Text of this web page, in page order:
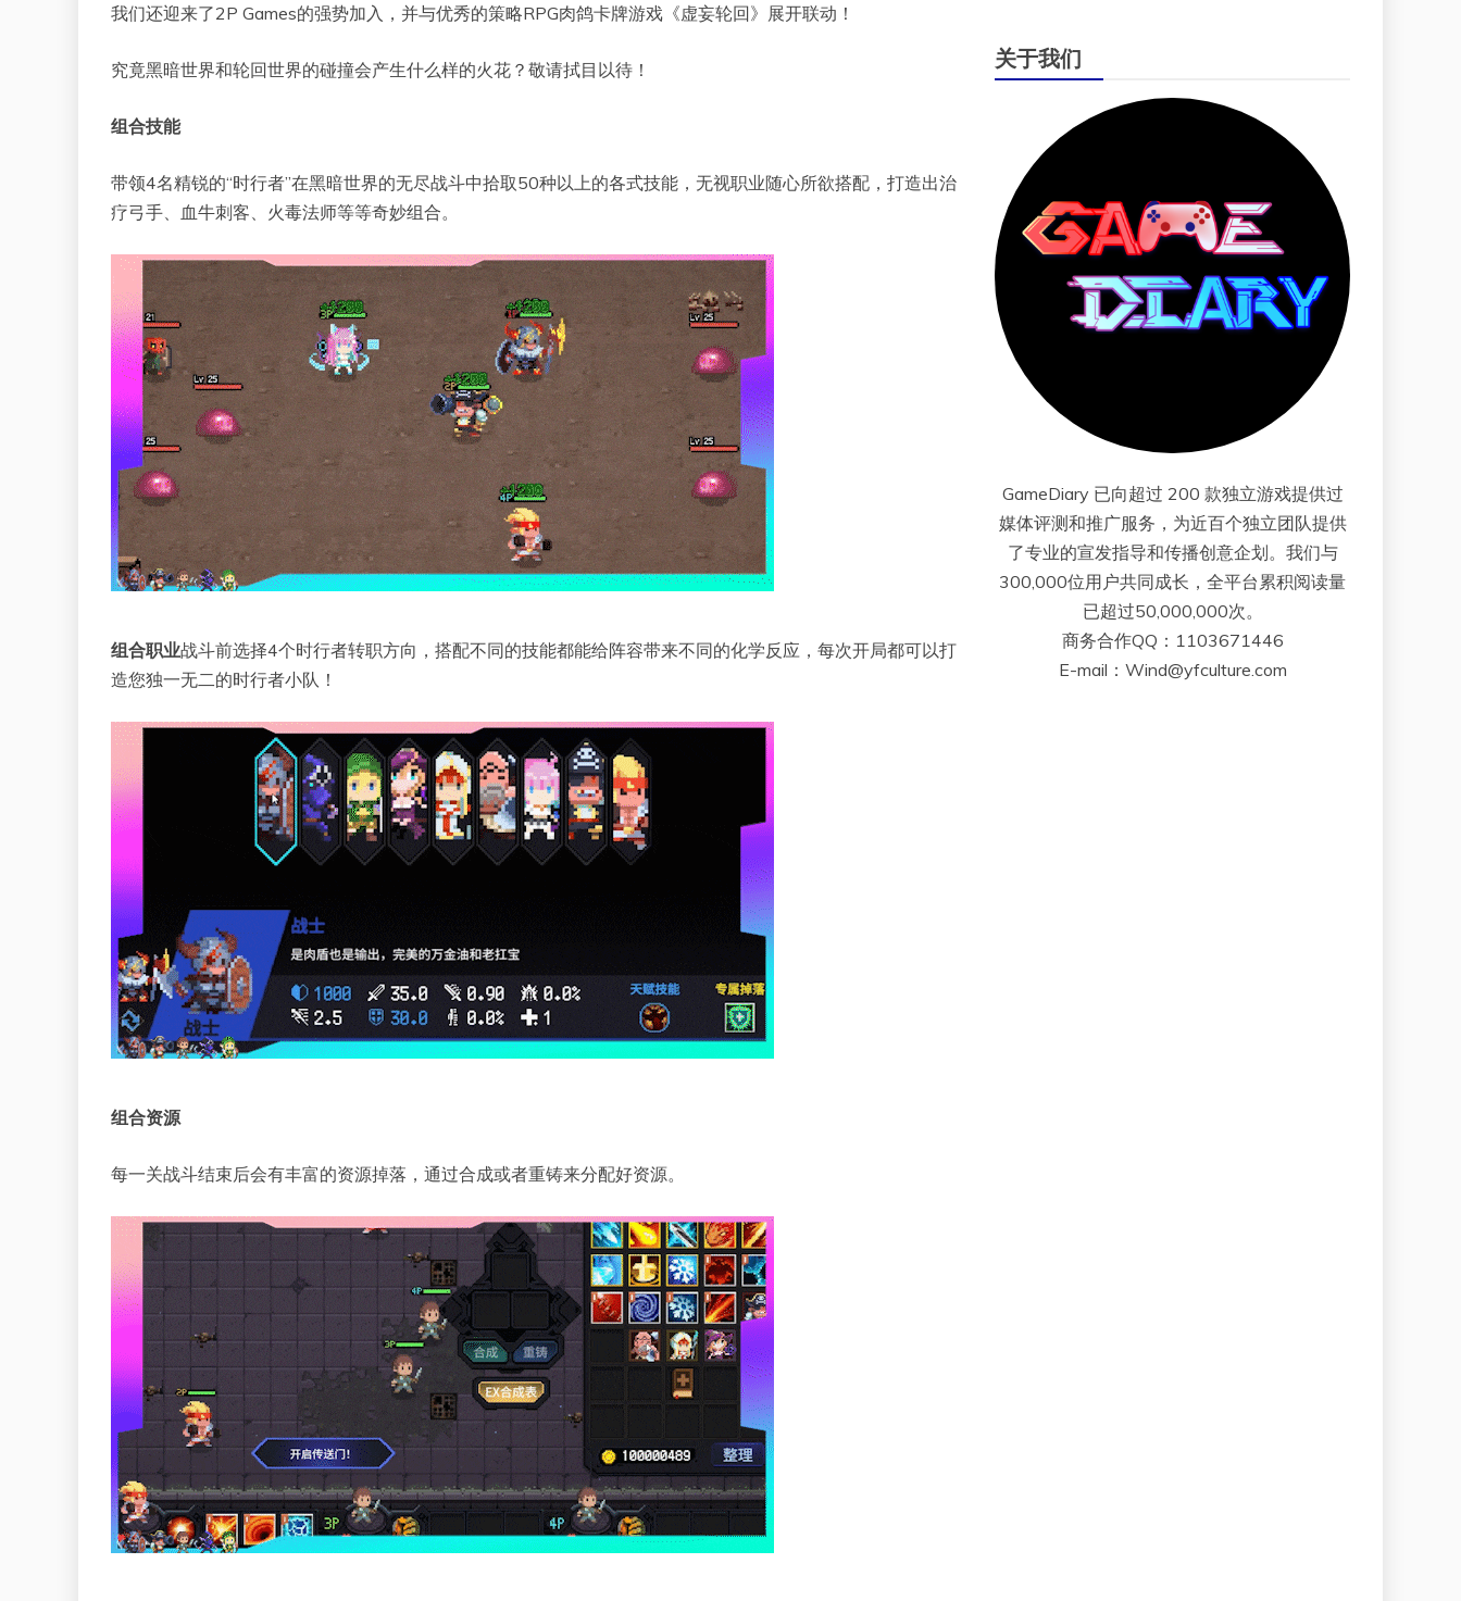
我们还迎来了2P Games的强势加入，并与优秀的策略RPG肉鸽卡牌游戏《虚妄轮回》展开联动！
究竟黑暗世界和轮回世界的碰撞会产生什么样的火花？敬请拭目以待！
组合技能
带领4名精锐的“时行者”在黑暗世界的无尽战斗中拾取50种以上的各式技能，无视职业随心所欲搭配，打造出治
疗弓手、血牛刺客、火毒法师等等奇妙组合。
组合职业战斗前选择4个时行者转职方向，搭配不同的技能都能给阵容带来不同的化学反应，每次开局都可以打
造您独一无二的时行者小队！
组合资源
每一关战斗结束后会有丰富的资源掉落，通过合成或者重铸来分配好资源。
关于我们
GameDiary 已向超过 200 款独立游戏提供过
媒体评测和推广服务，为近百个独立团队提供
了专业的宣发指导和传播创意企划。我们与
300,000位用户共同成长，全平台累积阅读量
已超过50,000,000次。
商务合作QQ：1103671446
E-mail：Wind@yfculture.com